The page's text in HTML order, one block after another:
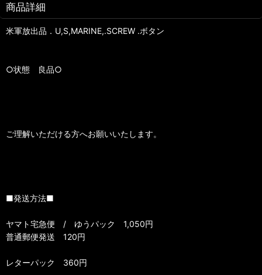
商品詳細
米軍放出品．U,S,MARINE,.SCREW .ボタン
○状態 良品○
ご理解いただける方へお願いいたします。
■発送方法■
ヤマト宅急便 / ゆうパック 1,050円
普通郵便発送 120円
レターパック 360円